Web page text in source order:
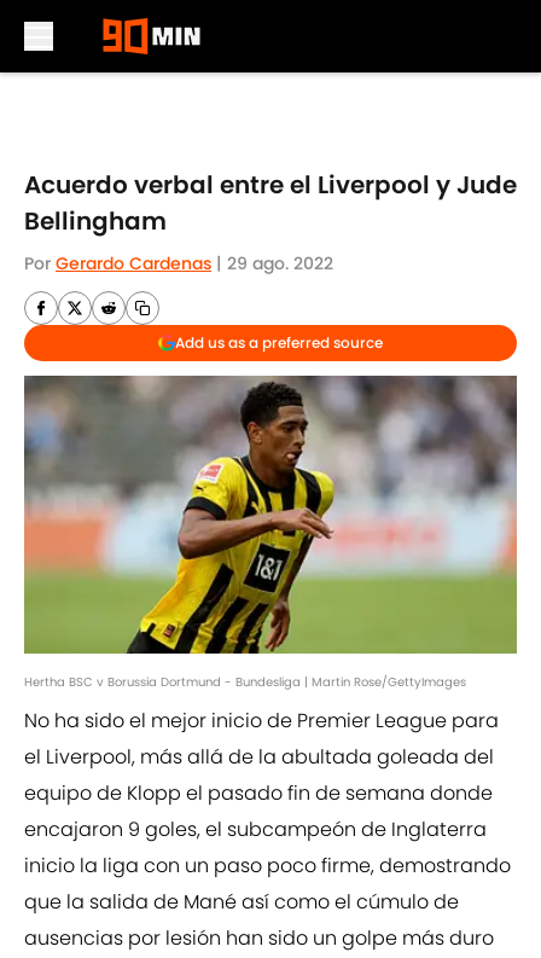
Acuerdo verbal entre el Liverpool y Jude
Bellingham
Por Gerardo Cardenas | 29 ago. 2022
Add us as a preferred source
Hertha BSC v Borussia Dortmund - Bundesliga | Martin Rose/GettyImages
No ha sido el mejor inicio de Premier League para
el Liverpool, más allá de la abultada goleada del
equipo de Klopp el pasado fin de semana donde
encajaron 9 goles, el subcampeón de Inglaterra
inicio la liga con un paso poco firme, demostrando
que la salida de Mané así como el cúmulo de
ausencias por lesión han sido un golpe más duro